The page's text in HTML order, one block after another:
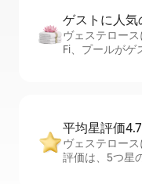
ゲストに人⁠
ヴェステロー
Fi、プールがゲ
平均星評価4.7
ヴェステロー
評価は、5つ星